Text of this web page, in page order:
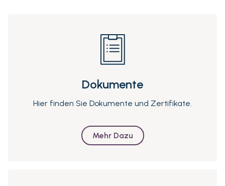
Dokumente
Hier finden Sie Dokumente und Zertifikate.
Mehr Dazu